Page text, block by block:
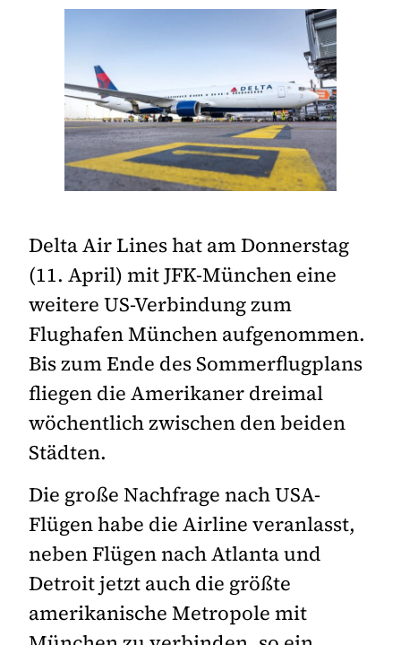
Delta Air Lines hat am Donnerstag
(11. April) mit JFK-München eine
weitere US-Verbindung zum
Flughafen München aufgenommen.
Bis zum Ende des Sommerflugplans
fliegen die Amerikaner dreimal
wöchentlich zwischen den beiden
Städten.
Die große Nachfrage nach USA-
Flügen habe die Airline veranlasst,
neben Flügen nach Atlanta und
Detroit jetzt auch die größte
amerikanische Metropole mit